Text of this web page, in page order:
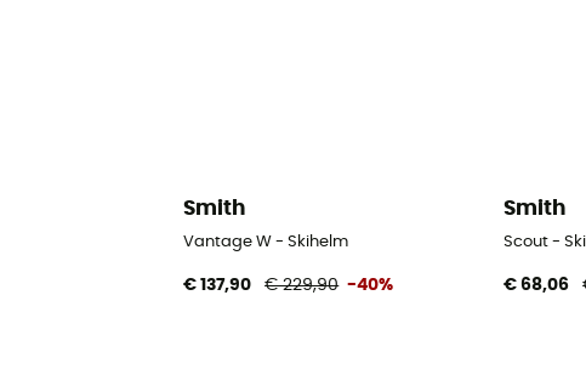
Smith
Vantage W - Skihelm
€ 137,90 € 229,90 -40%
Smith
Scout -
€ 68,06